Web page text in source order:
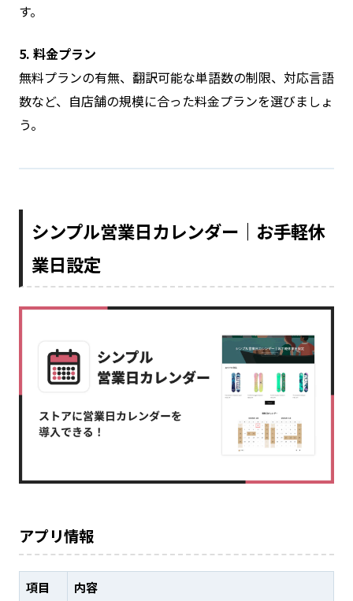
す。
5. 料金プラン
無料プランの有無、翻訳可能な単語数の制限、対応言語
数など、自店舗の規模に合った料金プランを選びましょ
う。
シンプル営業日カレンダー｜お手軽休
業日設定
アプリ情報
項目
内容